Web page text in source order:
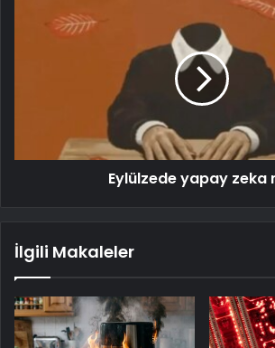
Eylülzede yapay zeka
İlgili Makaleler